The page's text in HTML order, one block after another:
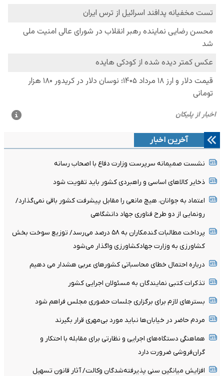
آخرین اخبار
نشست صمیمانه سرپرست وزارت دفاع با اصحاب رسانه
ذخایر کالاهای اساسی و راهبردی کشور باید تقویت شود
اعتماد به جوانان، هیچ مانعی را مقابل پیشرفت کشور باقی نمی‌گذارد/
رونمایی از دو طرح فناوری جهاد دانشگاهی
پرداخت مطالبات گندمکاران به ۵۸ درصد می‌رسد/ توزیع سوخت بخش
کشاورزی به وزارت جهادکشاورزی واگذار می‌شود
درباره احتمال خطای محاسباتی کشورهای عربی هشدار می دهیم
تذکرات کتبی نمایندگان به مسئولان اجرایی کشور
بسترهای لازم برای برگزاری جلسات حضوری مجلس فراهم شود
مردم حاضر در خیابان‌ها نباید مورد بی‌مهری قرار بگیرند
هماهنگی دستگاه‌های اجرایی و نظارتی برای مقابله با احتکار و
گران‌فروشی ضرورت دارد
افزایش میانگین سنی پذیرفته‌شدگان وکالت/ آثار قانون تسهیل